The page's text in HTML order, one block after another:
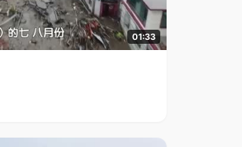
01:33